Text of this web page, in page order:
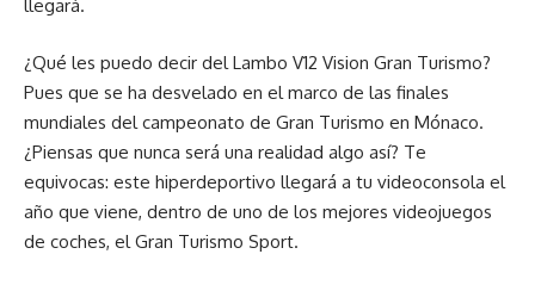
llegará.
¿Qué les puedo decir del Lambo V12 Vision Gran Turismo?
Pues que se ha desvelado en el marco de las finales
mundiales del campeonato de Gran Turismo en Mónaco.
¿Piensas que nunca será una realidad algo así? Te
equivocas: este hiperdeportivo llegará a tu videoconsola el
año que viene, dentro de uno de los mejores videojuegos
de coches, el Gran Turismo Sport.